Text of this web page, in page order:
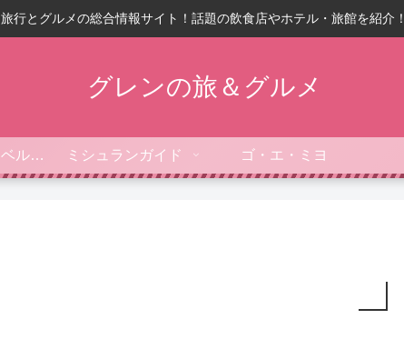
旅行とグルメの総合情報サイト！話題の飲食店やホテル・旅館を紹介！
グレンの旅＆グルメ
フォーブス・トラベルガイド ミシュランガイド ゴ・エ・ミヨ